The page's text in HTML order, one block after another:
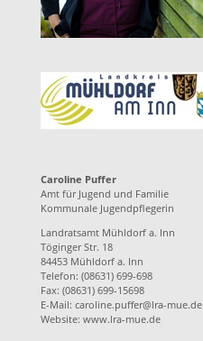
Caroline Puffer
Amt für Jugend und Familie
Kommunale Jugendpflegerin
Landratsamt Mühldorf a. Inn
Töginger Str. 18
84453 Mühldorf a. Inn
Telefon: (08631) 699-698
Fax: (08631) 699-15698
E-Mail: caroline.puffer@lra-mue.de
Website: www.lra-mue.de